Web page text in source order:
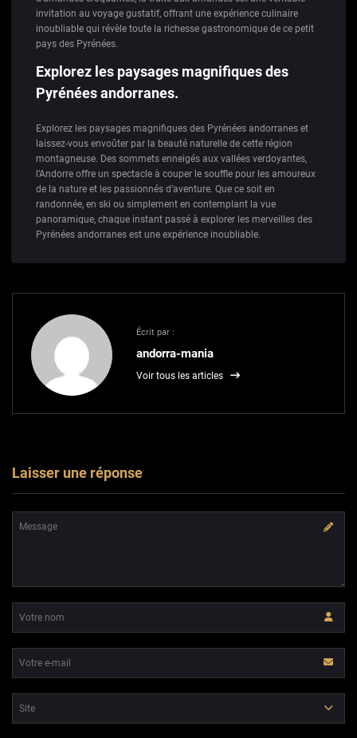
invitation au voyage gustatif, offrant une expérience culinaire
inoubliable qui révèle toute la richesse gastronomique de ce petit
pays des Pyrénées.
Explorez les paysages magnifiques des
Pyrénées andorranes.
Explorez les paysages magnifiques des Pyrénées andorranes et
laissez-vous envoûter par la beauté naturelle de cette région
montagneuse. Des sommets enneigés aux vallées verdoyantes,
l’Andorre offre un spectacle à couper le souffle pour les amoureux
de la nature et les passionnés d’aventure. Que ce soit en
randonnée, en ski ou simplement en contemplant la vue
panoramique, chaque instant passé à explorer les merveilles des
Pyrénées andorranes est une expérience inoubliable.
Écrit par :
andorra-mania
Voir tous les articles
Laisser une réponse